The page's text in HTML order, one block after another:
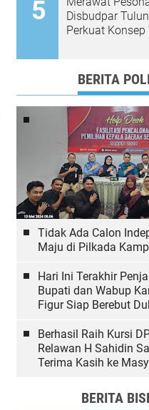
Disbudpar
Perkuat Konsep
BERITA
Tidak Ada Calon
Maju di Pilkada
Hari Ini Terakhir
Bupati dan Wabup
Figur Siap Berebut
Berhasil Raih Kursi
Relawan H Sahidin
Terima Kasih ke
BERITA